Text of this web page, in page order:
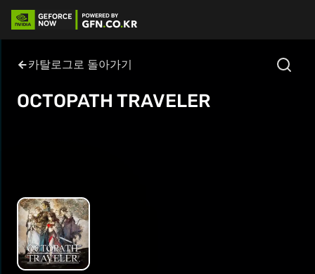
카탈로그로 돌아가기
OCTOPATH TRAVELER